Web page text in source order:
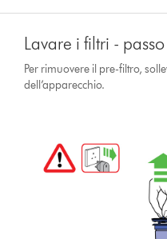
Lavare i filtri -
Per rimuovere il pre-filtro,
dell’apparecchio.